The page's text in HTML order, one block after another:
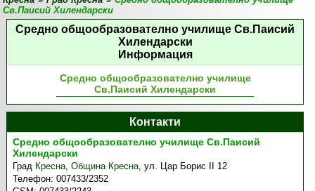
Св.Паисий Хилендарски
Средно общообразователно училище Св.Паисий
Хилендарски
Информация
Средно общообразователно училище
Св.Паисий Хилендарски
Контакти
Средно общообразователно училище Св.Паисий
Хилендарски
Град Кресна,Община Кресна,ул. Цар Борис II 12
Телефон:007433/2352